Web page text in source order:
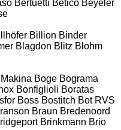
Bertuetti Betico Beyeler
Billion Binder
Blagdon Blitz Blohm
Boge Bograma
Bonfiglioli Boratas
Boss Bostitch Bot RVS
Braun Bredenoord
Brinkmann Brio